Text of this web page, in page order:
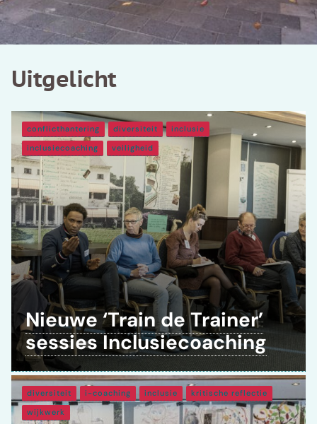
Uitgelicht
conflicthantering diversiteit
inclusie
inclusiecoaching
veiligheid
Nieuwe ‘Train de Trainer’
sessies Inclusiecoaching
diversiteit i-coaching inclusie
kritische reflectie
wijkwerk